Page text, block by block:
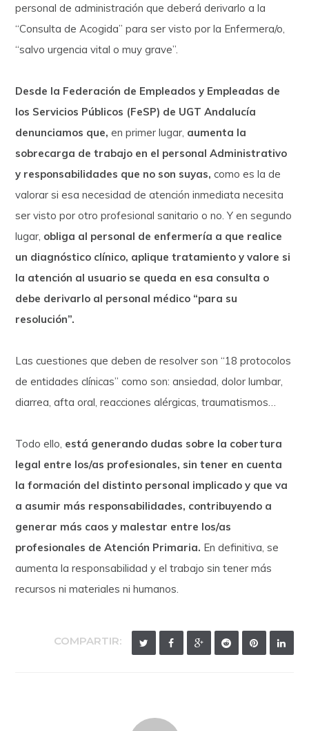
personal de administración que deberá derivarlo a la
“Consulta de Acogida” para ser visto por la Enfermera/o,
“salvo urgencia vital o muy grave”.
Desde la Federación de Empleados y Empleadas de
los Servicios Públicos (FeSP) de UGT Andalucía
denunciamos que, en primer lugar, aumenta la
sobrecarga de trabajo en el personal Administrativo
y responsabilidades que no son suyas, como es la de
valorar si esa necesidad de atención inmediata necesita
ser visto por otro profesional sanitario o no. Y en segundo
lugar, obliga al personal de enfermería a que realice
un diagnóstico clínico, aplique tratamiento y valore si
la atención al usuario se queda en esa consulta o
debe derivarlo al personal médico “para su
resolución”.
Las cuestiones que deben de resolver son “18 protocolos
de entidades clínicas” como son: ansiedad, dolor lumbar,
diarrea, afta oral, reacciones alérgicas, traumatismos…
Todo ello, está generando dudas sobre la cobertura
legal entre los/as profesionales, sin tener en cuenta
la formación del distinto personal implicado y que va
a asumir más responsabilidades, contribuyendo a
generar más caos y malestar entre los/as
profesionales de Atención Primaria. En definitiva, se
aumenta la responsabilidad y el trabajo sin tener más
recursos ni materiales ni humanos.
COMPARTIR: